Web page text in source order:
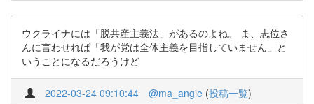
ウクライナには「脱共産主義法」があるのよね。 ま、志位さ
んに言わせれば「我が党は全体主義を目指していません」と
いうことになるだろうけど
2022-03-24 09:10:44 @ma_angie (投稿一覧)